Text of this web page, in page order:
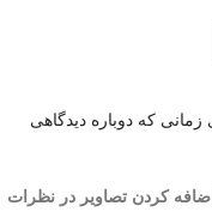
که دوباره دیدگاهی
کردن تصاویر در نظرات